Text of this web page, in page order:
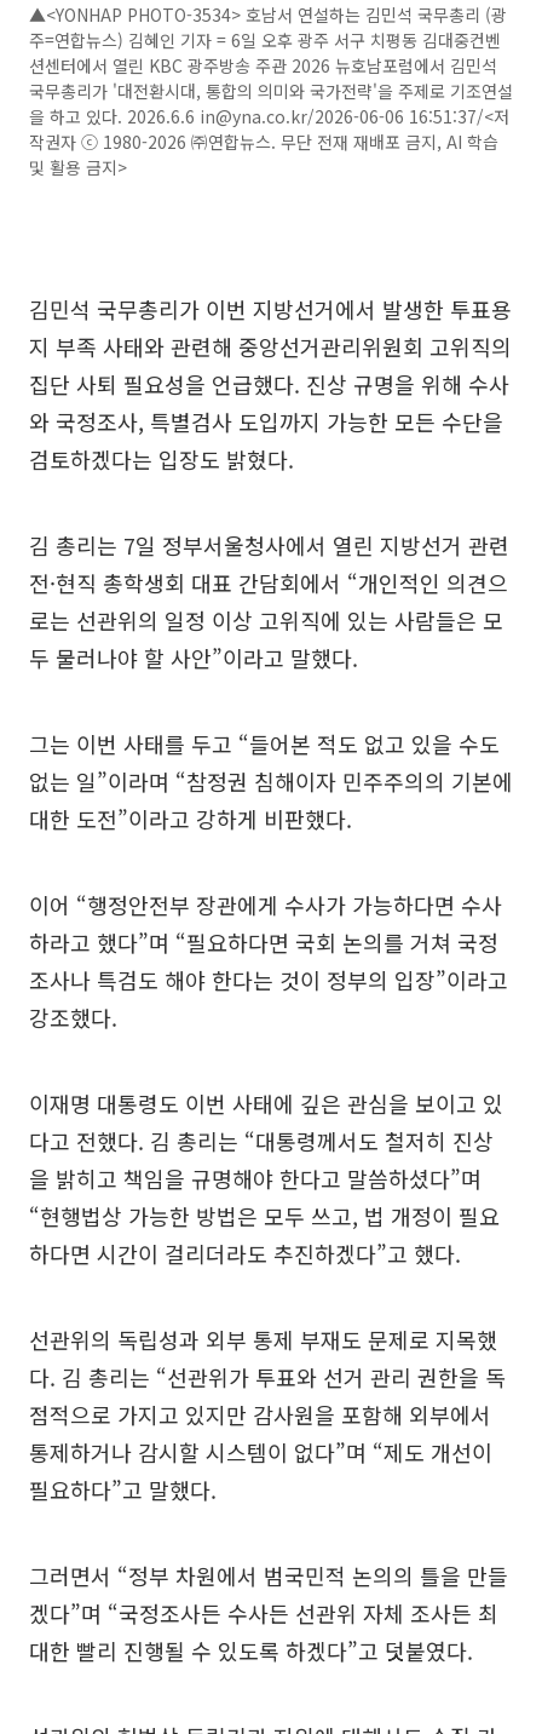
▲<YONHAP PHOTO-3534> 호남서 연설하는 김민석 국무총리 (광
주=연합뉴스) 김혜인 기자 = 6일 오후 광주 서구 치평동 김대중컨벤
션센터에서 열린 KBC 광주방송 주관 2026 뉴호남포럼에서 김민석
국무총리가 '대전환시대, 통합의 의미와 국가전략'을 주제로 기조연설
을 하고 있다. 2026.6.6 in@yna.co.kr/2026-06-06 16:51:37/<저
작권자 ⓒ 1980-2026 ㈜연합뉴스. 무단 전재 재배포 금지, AI 학습
및 활용 금지>
김민석 국무총리가 이번 지방선거에서 발생한 투표용
지 부족 사태와 관련해 중앙선거관리위원회 고위직의
집단 사퇴 필요성을 언급했다. 진상 규명을 위해 수사
와 국정조사, 특별검사 도입까지 가능한 모든 수단을
검토하겠다는 입장도 밝혔다.
김 총리는 7일 정부서울청사에서 열린 지방선거 관련
전·현직 총학생회 대표 간담회에서 “개인적인 의견으
로는 선관위의 일정 이상 고위직에 있는 사람들은 모
두 물러나야 할 사안”이라고 말했다.
그는 이번 사태를 두고 “들어본 적도 없고 있을 수도
없는 일”이라며 “참정권 침해이자 민주주의의 기본에
대한 도전”이라고 강하게 비판했다.
이어 “행정안전부 장관에게 수사가 가능하다면 수사
하라고 했다”며 “필요하다면 국회 논의를 거쳐 국정
조사나 특검도 해야 한다는 것이 정부의 입장”이라고
강조했다.
이재명 대통령도 이번 사태에 깊은 관심을 보이고 있
다고 전했다. 김 총리는 “대통령께서도 철저히 진상
을 밝히고 책임을 규명해야 한다고 말씀하셨다”며
“현행법상 가능한 방법은 모두 쓰고, 법 개정이 필요
하다면 시간이 걸리더라도 추진하겠다”고 했다.
선관위의 독립성과 외부 통제 부재도 문제로 지목했
다. 김 총리는 “선관위가 투표와 선거 관리 권한을 독
점적으로 가지고 있지만 감사원을 포함해 외부에서
통제하거나 감시할 시스템이 없다”며 “제도 개선이
필요하다”고 말했다.
그러면서 “정부 차원에서 범국민적 논의의 틀을 만들
겠다”며 “국정조사든 수사든 선관위 자체 조사든 최
대한 빨리 진행될 수 있도록 하겠다”고 덧붙였다.